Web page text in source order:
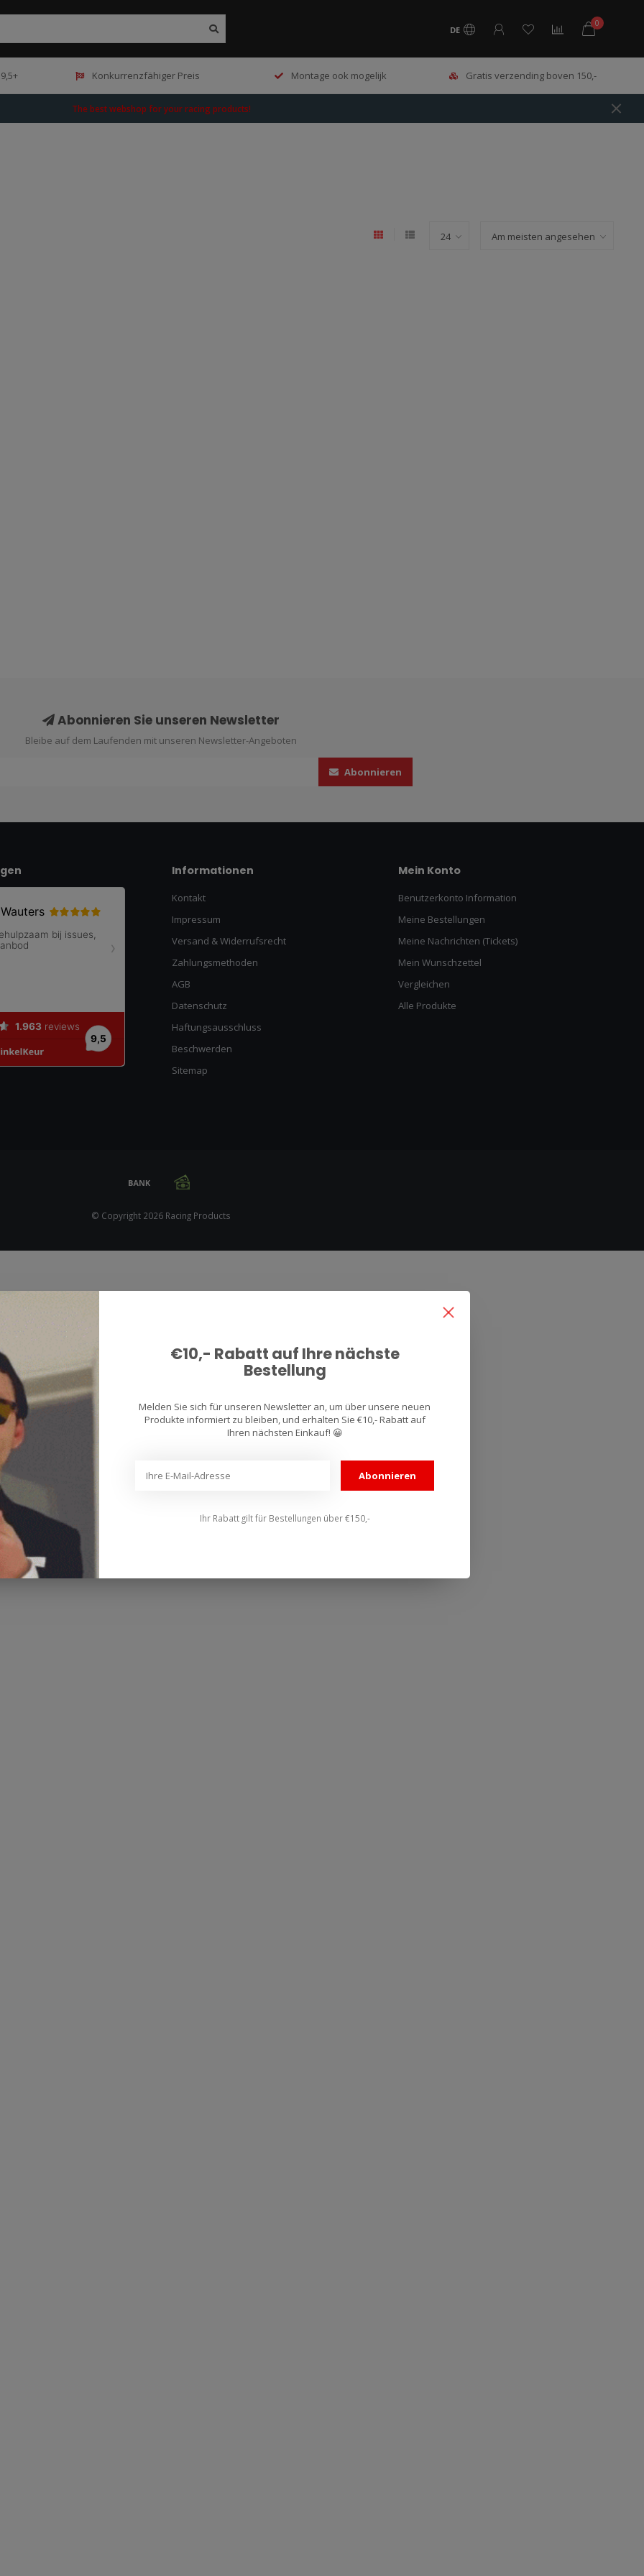
DE
0
Konkurrenzfähiger Preis Montage ook mogelijk Gratis verzending boven 150,-
The best webshop for your racing products!
Abonnieren Sie unseren Newsletter
Bleibe auf dem Laufenden mit unseren Newsletter-Angeboten
Abonnieren
Informationen
Kontakt
Impressum
Versand & Widerrufsrecht
Zahlungsmethoden
AGB
Datenschutz
Haftungsausschluss
Beschwerden
Sitemap
Mein Konto
Benutzerkonto Information
Meine Bestellungen
Meine Nachrichten (Tickets)
Mein Wunschzettel
Vergleichen
Alle Produkte
© Copyright 2026 Racing Products
€10,- Rabatt auf Ihre nächste
Bestellung
Melden Sie sich für unseren Newsletter an, um über unsere neuen
Produkte informiert zu bleiben, und erhalten Sie €10,- Rabatt auf
Ihren nächsten Einkauf! 😀
Abonnieren
Ihr Rabatt gilt für Bestellungen über €150,-